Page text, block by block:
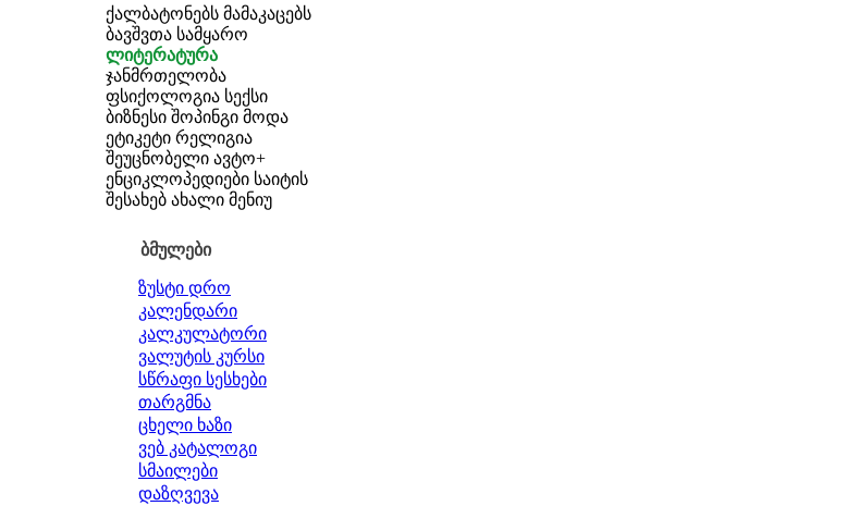
ქალბატონებს მამაკაცებს
ბავშვთა სამყარო
ლიტერატურა
ჯანმრთელობა
ფსიქოლოგია სექსი
ბიზნესი შოპინგი მოდა
ეტიკეტი რელიგია
შეუცნობელი ავტო+
ენციკლოპედიები საიტის
შესახებ ახალი მენიუ
ბმულები
ზუსტი დრო
კალენდარი
კალკულატორი
ვალუტის კურსი
სწრაფი სესხები
თარგმნა
ცხელი ხაზი
ვებ კატალოგი
სმაილები
დაზღვევა